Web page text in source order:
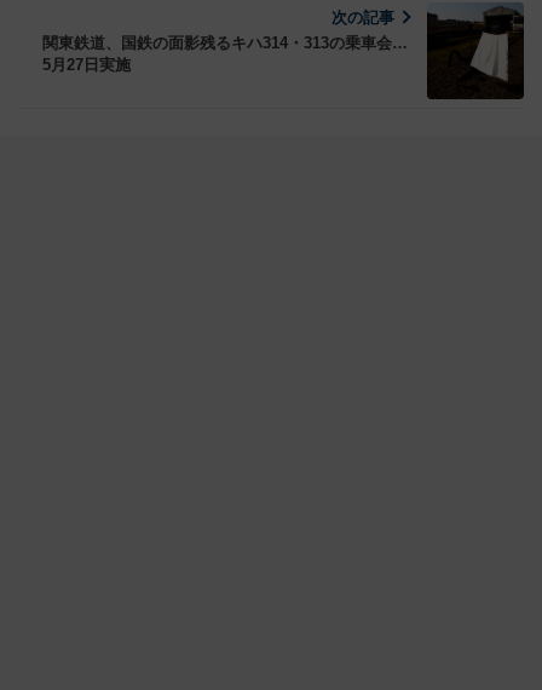
次の記事
関東鉄道、国鉄の面影残るキハ314・313の乗車会…
5月27日実施